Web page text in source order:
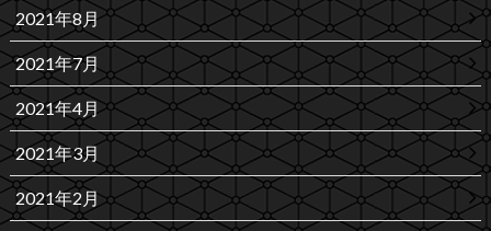
2021年8月
2021年7月
2021年4月
2021年3月
2021年2月